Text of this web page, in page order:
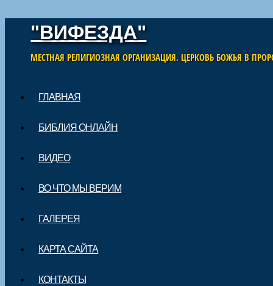
"ВИФЕЗДА"
МЕСТНАЯ РЕЛИГИОЗНАЯ ОРГАНИЗАЦИЯ. ЦЕРКОВЬ БОЖЬЯ В
Main menu
ГЛАВНАЯ
БИБЛИЯ ОНЛАЙН
ВИДЕО
ВО ЧТО МЫ ВЕРИМ
ГАЛЕРЕЯ
КАРТА САЙТА
КОНТАКТЫ